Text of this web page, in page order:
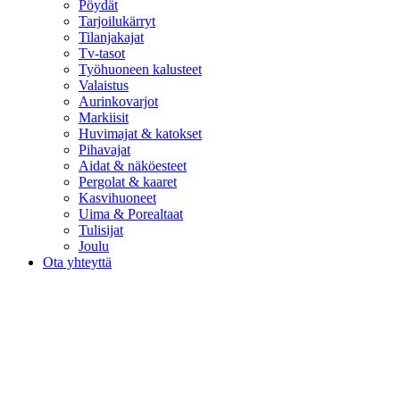
Pöydät
Tarjoilukärryt
Tilanjakajat
Tv-tasot
Työhuoneen kalusteet
Valaistus
Aurinkovarjot
Markiisit
Huvimajat & katokset
Pihavajat
Aidat & näköesteet
Pergolat & kaaret
Kasvihuoneet
Uima & Porealtaat
Tulisijat
Joulu
Ota yhteyttä